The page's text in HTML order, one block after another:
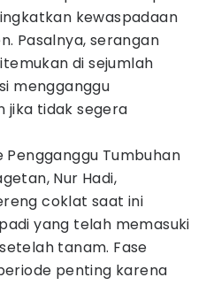
kewaspadaan
Pasalnya, serangan
di sejumlah
mengganggu
jika tidak segera
Pengganggu Tumbuhan
Nur Hadi,
coklat saat ini
yang telah memasuki
tanam. Fase
penting karena